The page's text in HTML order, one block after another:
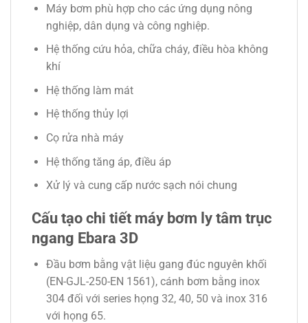
Máy bơm phù hợp cho các ứng dụng nông
nghiệp, dân dụng và công nghiệp.
Hệ thống cứu hỏa, chữa cháy, điều hòa không
khí
Hệ thống làm mát
Hệ thống thủy lợi
Cọ rửa nhà máy
Hệ thống tăng áp, điều áp
Xử lý và cung cấp nước sạch nói chung
Cấu tạo chi tiết máy bơm ly tâm trục
ngang Ebara 3D
Đầu bơm bằng vật liệu gang đúc nguyên khối
(EN-GJL-250-EN 1561), cánh bơm bằng inox
304 đối với series họng 32, 40, 50 và inox 316
với họng 65.